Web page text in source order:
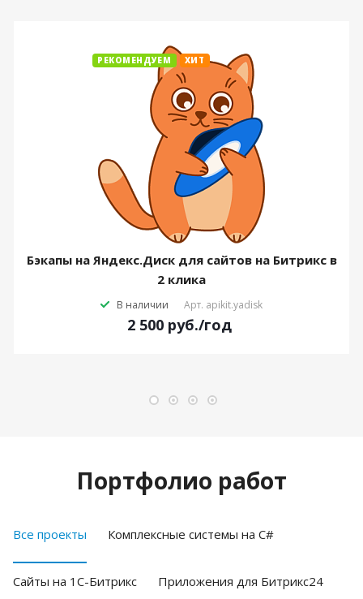
РЕКОМЕНДУЕМ ХИТ
Бэкапы на Яндекс.Диск для сайтов на Битрикс в
2 клика
В наличии Арт. apikit.yadisk
2 500 руб./год
Портфолио работ
Все проекты Комплексные системы на C#
Cайты на 1С-Битрикс Приложения для Битрикс24